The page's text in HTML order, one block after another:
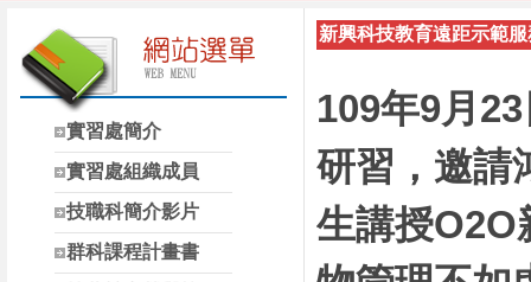
投高技職讚!113年南投高中
✨五星好評 投高技職✨112學年全
自造實驗室受
南投縣高中職校長參
實習處簡介
實習處組織成員
技職科簡介影片
群科課程計畫書
新興科技教育遠距示範
109年9月
研習，邀請
生講授O2O